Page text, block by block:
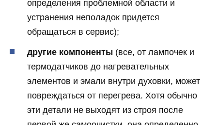
определения проблемной области и
устранения неполадок придется
обращаться в сервис);
другие компоненты (все, от лампочек и
термодатчиков до нагревательных
элементов и эмали внутри духовки, может
повреждаться от перегрева. Хотя обычно
эти детали не выходят из строя после